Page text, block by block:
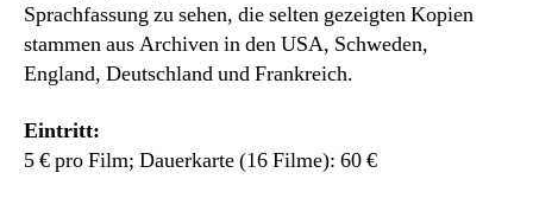
Sprachfassung zu sehen, die selten gezeigten Kopien
stammen aus Archiven in den USA, Schweden,
England, Deutschland und Frankreich.
Eintritt:
5 € pro Film; Dauerkarte (16 Filme): 60 €